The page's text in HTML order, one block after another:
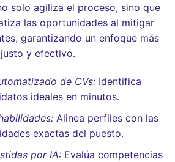
solo agiliza el proceso, sino que
las oportunidades al mitigar
garantizando un enfoque más
justo y efectivo.
de CVs: Identifica
ideales en minutos.
Alinea perfiles con las
exactas del puesto.
por IA: Evalúa competencias